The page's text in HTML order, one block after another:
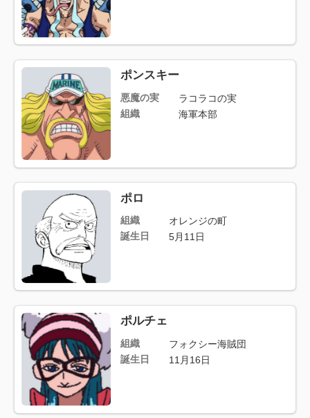
ポンスキー
悪魔の実
ラコラコの実
組織
海軍本部
ポロ
組織
オレンジの町
誕生日
5月11日
ポルチェ
組織
フォクシー海賊団
誕生日
11月16日